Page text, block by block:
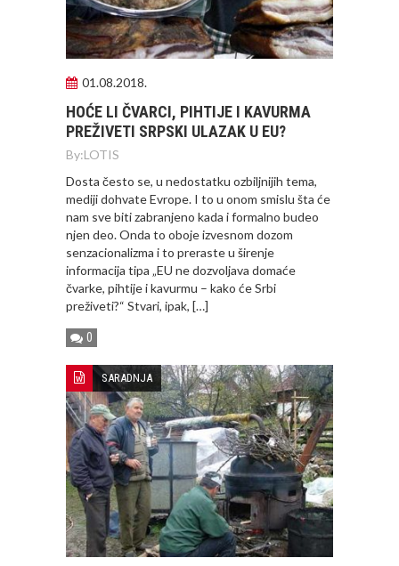
01.08.2018.
HOĆE LI ČVARCI, PIHTIJE I KAVURMA
PREŽIVETI SRPSKI ULAZAK U EU?
By:LOTIS
Dosta često se, u nedostatku ozbiljnijih tema,
mediji dohvate Evrope. I to u onom smislu šta će
nam sve biti zabranjeno kada i formalno budeo
njen deo. Onda to oboje izvesnom dozom
senzacionalizma i to preraste u širenje
informacija tipa „EU ne dozvoljava domaće
čvarke, pihtije i kavurmu – kako će Srbi
preživeti?“ Stvari, ipak, […]
0
SARADNJA